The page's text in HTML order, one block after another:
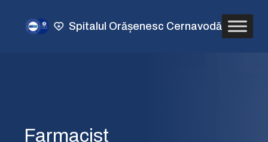
Spitalul Orășenesc Cernavodă
Farmacist